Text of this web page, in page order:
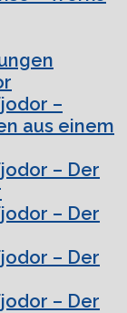
–
aus einem
– Der
– Der
– Der
– Der